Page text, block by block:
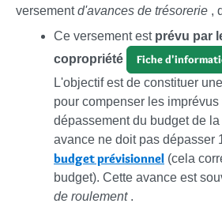
versement d'avances de trésorerie ,
Ce versement est prévu par
copropriété
Fiche
L'objectif est de constituer
pour compenser les
dépassement du budget de
avance ne doit pas dépasser
budget prévisionnel (cela
budget). Cette avance est
de roulement .